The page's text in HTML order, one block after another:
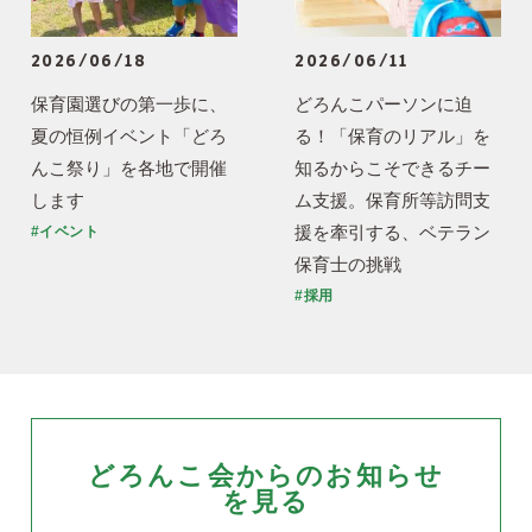
2026/06/18
保育園選びの第一歩に、
夏の恒例イベント「どろ
んこ祭り」を各地で開催
します
#イベント
2026/06/11
どろんこパーソンに迫
る！「保育のリアル」を
知るからこそできるチー
ム支援。保育所等訪問支
援を牽引する、ベテラン
保育士の挑戦
#採用
どろんこ会からのお知らせ
を見る